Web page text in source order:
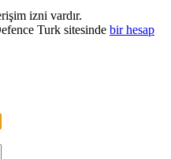
izni vardır.
Turk sitesinde bir hesap